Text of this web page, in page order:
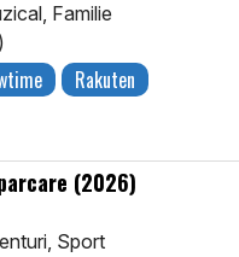
Familie
Rakuten
(2026)
Sport